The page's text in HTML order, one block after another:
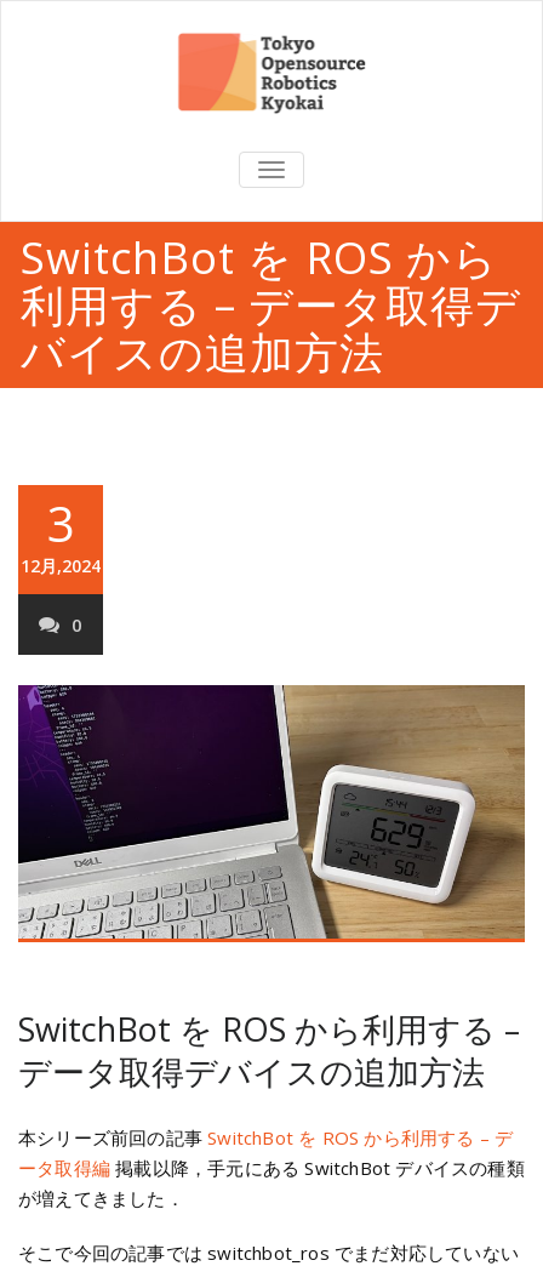
TOGGLE
NAVIGATION
SwitchBot を ROS から
利用する – データ取得デ
バイスの追加方法
3
12月,2024
0
SwitchBot を ROS から利用する –
データ取得デバイスの追加方法
本シリーズ前回の記事SwitchBot を ROS から利用する – デ
ータ取得編 掲載以降，手元にある SwitchBot デバイスの種類
が増えてきました．
そこで今回の記事では switchbot_ros でまだ対応していない